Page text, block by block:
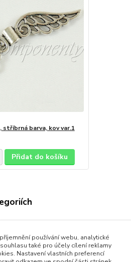
stříbrná barva, kov var.1
Přidat do košíku
používání webu, analytické
také pro účely cílení reklamy
Nastavení vlastních preferencí